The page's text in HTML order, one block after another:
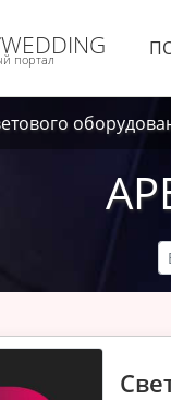
WEDDING
портал